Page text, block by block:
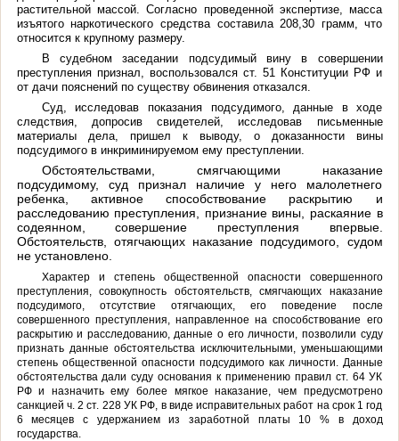
растительной массой. Согласно проведенной экспертизе, масса
изъятого наркотического средства составила 208,30 грамм, что
относится к крупному размеру.
В судебном заседании подсудимый вину в совершении
преступления признал, воспользовался ст. 51 Конституции РФ и
от дачи пояснений по существу обвинения отказался.
Суд, исследовав показания подсудимого, данные в ходе
следствия, допросив свидетелей, исследовав письменные
материалы дела, пришел к выводу, о доказанности вины
подсудимого в инкриминируемом ему преступлении.
Обстоятельствами, смягчающими наказание
подсудимому, суд признал наличие у него малолетнего
ребенка, активное способствование раскрытию и
расследованию преступления, признание вины, раскаяние в
содеянном, совершение преступления впервые.
Обстоятельств, отягчающих наказание подсудимого, судом
не установлено.
Характер и степень общественной опасности совершенного
преступления, совокупность обстоятельств, смягчающих наказание
подсудимого, отсутствие отягчающих, его поведение после
совершенного преступления, направленное на способствование его
раскрытию и расследованию, данные о его личности, позволили суду
признать данные обстоятельства исключительными, уменьшающими
степень общественной опасности подсудимого как личности. Данные
обстоятельства дали суду основания к применению правил ст. 64 УК
РФ и назначить ему более мягкое наказание, чем предусмотрено
санкцией ч. 2 ст. 228 УК РФ, в виде исправительных работ на срок 1 год
6 месяцев с удержанием из заработной платы 10 % в доход
государства.